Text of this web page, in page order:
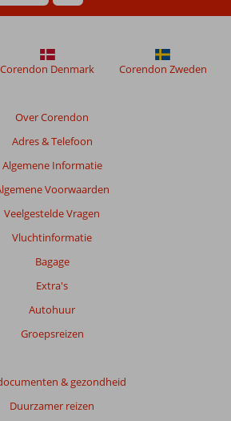
Over Corendon
Adres & Telefoon
Algemene Informatie
Voorwaarden
Veelgestelde Vragen
Vluchtinformatie
Bagage
Extra's
Autohuur
Groepsreizen
& gezondheid
Duurzamer reizen
Corendon Denmark Corendon Zweden